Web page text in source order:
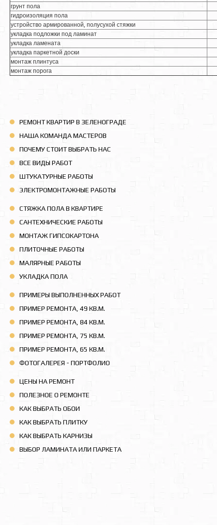
грунт пола
гидроизоляция пола
устройство армированной, полусухой стяжки
укладка подложки под ламинат
укладка ламената
укладка паркетной доски
монтаж плинтуса
монтаж порога
РЕМОНТ КВАРТИР В ЗЕЛЕНОГРАДЕ
НАША КОМАНДА МАСТЕРОВ
ПОЧЕМУ СТОИТ ВЫБРАТЬ НАС
ВСЕ ВИДЫ РАБОТ
ШТУКАТУРНЫЕ РАБОТЫ
ЭЛЕКТРОМОНТАЖНЫЕ РАБОТЫ
СТЯЖКА ПОЛА В КВАРТИРЕ
САНТЕХНИЧЕСКИЕ РАБОТЫ
МОНТАЖ ГИПСОКАРТОНА
ПЛИТОЧНЫЕ РАБОТЫ
МАЛЯРНЫЕ РАБОТЫ
УКЛАДКА ПОЛА
ПРИМЕРЫ ВЫПОЛНЕННЫХ РАБОТ
ПРИМЕР РЕМОНТА, 49 КВ.М.
ПРИМЕР РЕМОНТА, 84 КВ.М.
ПРИМЕР РЕМОНТА, 75 КВ.М.
ПРИМЕР РЕМОНТА, 65 КВ.М.
ФОТОГАЛЕРЕЯ - ПОРТФОЛИО
ЦЕНЫ НА РЕМОНТ
ПОЛЕЗНОЕ О РЕМОНТЕ
КАК ВЫБРАТЬ ОБОИ
КАК ВЫБРАТЬ ПЛИТКУ
КАК ВЫБРАТЬ КАРНИЗЫ
ВЫБОР ЛАМИНАТА ИЛИ ПАРКЕТА